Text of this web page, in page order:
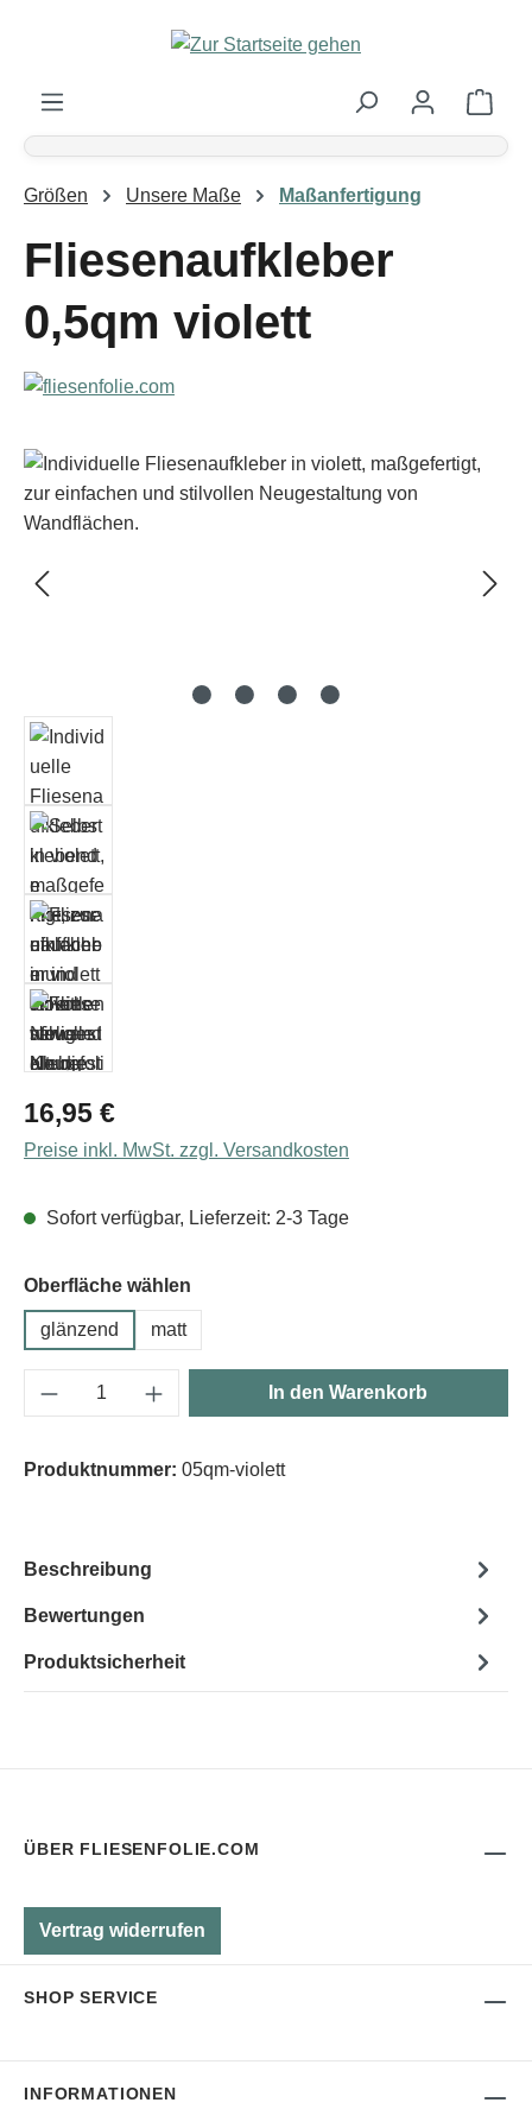
Zum Hauptinhalt springen
Größen Unsere Maße Maßanfertigung
Fliesenaufkleber
0,5qm violett
Bildergalerie überspringen
Regulärer Preis:
16,95 €
Preise inkl. MwSt. zzgl. Versandkosten
Sofort verfügbar, Lieferzeit: 2-3 Tage
Oberfläche wählen
glänzend matt
Produkt Anzahl: Gib den gewünschten
In den Warenkorb
Produktnummer: 05qm-violett
Beschreibung
Bewertungen
Produktsicherheit
ÜBER FLIESENFOLIE.COM
Vertrag widerrufen
SHOP SERVICE
INFORMATIONEN